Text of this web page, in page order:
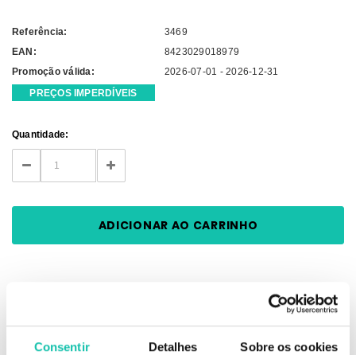
Consentir Detalhes Sobre os cookies
Referência:
3469
EAN:
8423029018979
Promoção válida:
2026-07-01 - 2026-12-31
PREÇOS IMPERDÍVEIS
Current
Stock:
Quantidade:
DECREASE
QUANTITY:
INCREASE
QUANTITY: